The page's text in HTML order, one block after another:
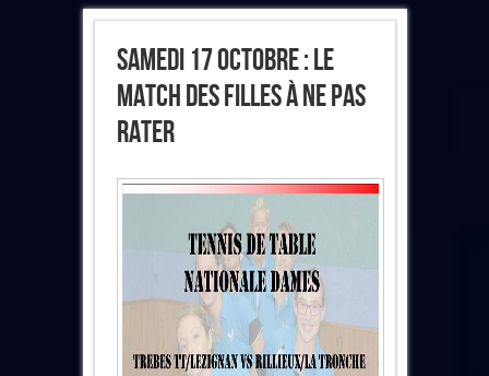
Samedi 17 Octobre : Le
Match Des Filles À Ne Pas
Rater